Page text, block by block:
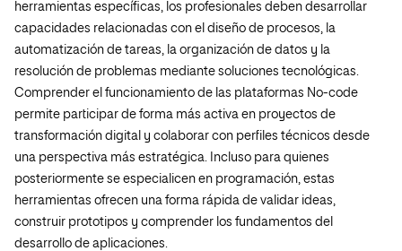
herramientas específicas, los profesionales deben desarrollar
capacidades relacionadas con el diseño de procesos, la
automatización de tareas, la organización de datos y la
resolución de problemas mediante soluciones tecnológicas.
Comprender el funcionamiento de las plataformas No-code
permite participar de forma más activa en proyectos de
transformación digital y colaborar con perfiles técnicos desde
una perspectiva más estratégica. Incluso para quienes
posteriormente se especialicen en programación, estas
herramientas ofrecen una forma rápida de validar ideas,
construir prototipos y comprender los fundamentos del
desarrollo de aplicaciones.